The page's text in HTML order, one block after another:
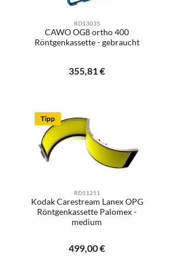
RD13035
CAWO OG8 ortho 400
Röntgenkassette - gebraucht
Regulärer Preis:
355,81 €
Tipp
RD11251
Kodak Carestream Lanex OPG
Röntgenkassette Palomex -
medium
Regulärer Preis:
499,00 €